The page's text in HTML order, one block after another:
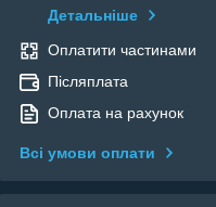
Детальніше
Оплатити частинами
Післяплата
Оплата на рахунок
Всі умови оплати